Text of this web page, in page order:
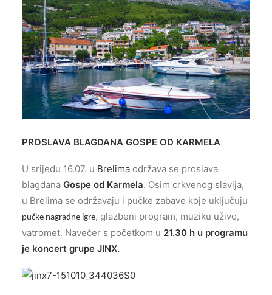
PROSLAVA BLAGDANA GOSPE OD KARMELA
U srijedu 16.07. u Brelima održava se proslava
blagdana Gospe od Karmela. Osim crkvenog slavlja,
u Brelima se održavaju i pučke zabave koje uključuju
pučke nagradne igre, glazbeni program, muziku uživo,
vatromet. Navečer s početkom u 21.30 h u programu
je koncert grupe JINX.